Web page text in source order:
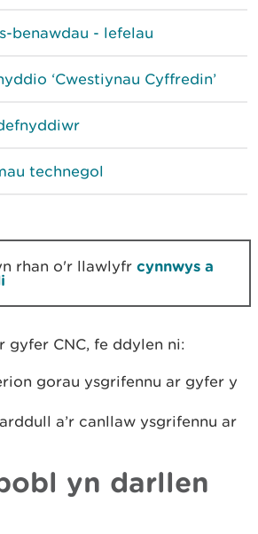
benawdau - lefelau
‘Cwestiynau Cyffredin’
technegol
rhan o'r llawlyfr cynnwys a
gyfer CNC, fe ddylen ni:
gorau ysgrifennu ar gyfer y
a’r canllaw ysgrifennu ar
yn darllen